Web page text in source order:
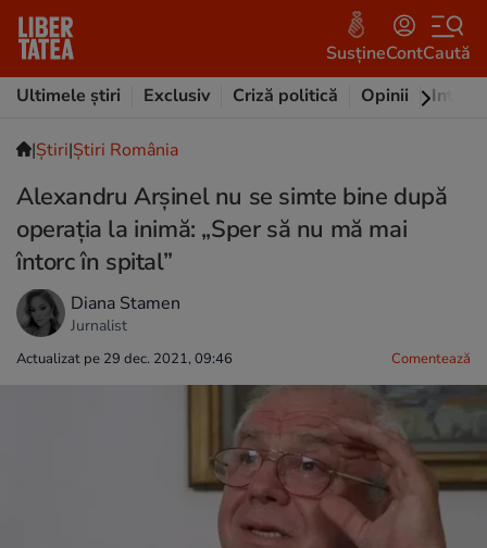
SusțineContCaută
Ultimele știri
Exclusiv Criză politică Opinii
|Ştiri|Știri România
Alexandru Arșinel nu se simte bine după
operația la inimă: „Sper să nu mă mai
întorc în spital”
Diana Stamen
Jurnalist
Actualizat pe 29 dec. 2021, 09:46 Comentează